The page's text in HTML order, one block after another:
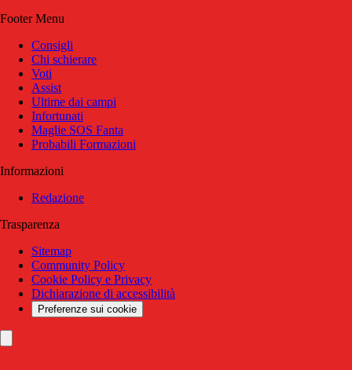
Footer Menu
Consigli
Chi schierare
Voti
Assist
Ultime dai campi
Infortunati
Maglie SOS Fanta
Probabili Formazioni
Informazioni
Redazione
Trasparenza
Sitemap
Community Policy
Cookie Policy e Privacy
Dichiarazione di accessibilità
Preferenze sui cookie